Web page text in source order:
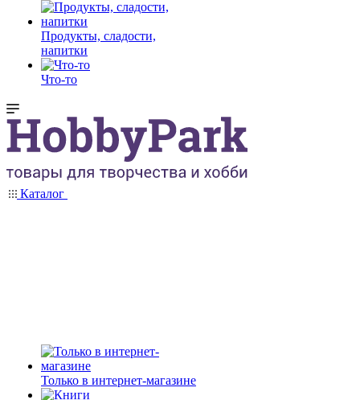
Продукты, сладости,
напитки
Что-то
Каталог
Только в интернет-магазине